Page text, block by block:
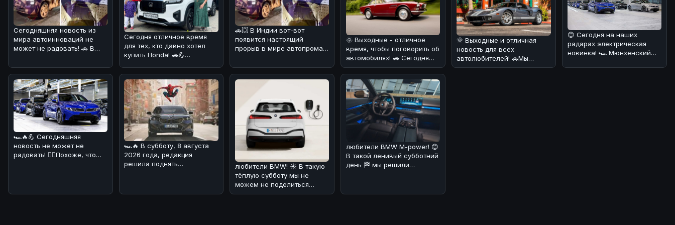
Сегодняшняя новость из
мира автоинноваций не
может не радовать! 🚗 В
снимки
Сегодня отличное время
для тех, кто давно хотел
купить Honda! 🚗💪
запусти
🚗💥 В Индии вот-вот
появится настоящий
прорыв в мире автопрома!
свою нов
🌞 Выходные - отличное
время, чтобы поговорить об
автомобилях! 🚗 Сегодня
мы хотим поделиться с
вами
🌞 Выходные и отличная
новость для всех
автолюбителей! 🚗Мы
обнаружили настоящий
😊 Сегодня на наших
радарах электрическая
новинка! 🏎️ Мюнхенский
серийное произв
🏎🔥💪 Сегодняшняя
новость не может не
радовать! 💁‍♀️Похоже, что
🏎🔥 В субботу, 8 августа
2026 года, редакция
решила поднять
любители BMW! ☀️ В такую
тёплую субботу мы не
можем не поделиться
интересной новостью. По
любители BMW M-power! 😊
В такой ленивый субботний
день 🏁 мы решили